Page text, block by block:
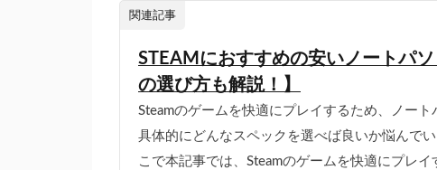
関連記事
STEAMにおすすめの安いノートパ
の選び方も解説！】
Steamのゲームを快適にプレイするため、ノート
具体的にどんなスペックを選べば良いか悩んで
こで本記事では、Steamのゲームを快適にプレ